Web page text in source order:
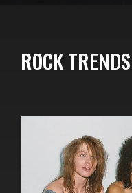
ROCK TRENDS